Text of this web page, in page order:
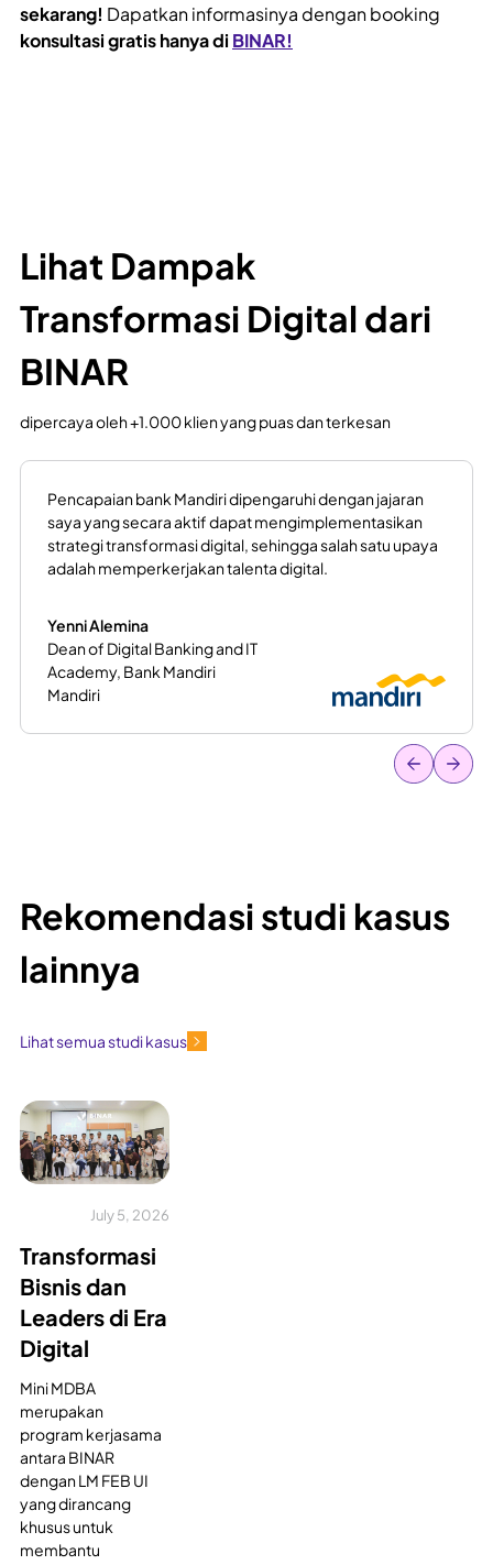
sekarang! Dapatkan informasinya dengan booking
konsultasi gratis hanya di BINAR!
Lihat Dampak
Transformasi Digital dari
BINAR
dipercaya oleh +1.000 klien yang puas dan terkesan
I am delighted to have such a durable strategic
partnership with Binar to generate a comprehensive
bootcamp program to prepare students from various
backgrounds to become professional programmers.
Irliany
Program Associate - Glints
Glints
Rekomendasi studi kasus
lainnya
Lihat semua studi kasus
July 5, 2026
Transformasi
Bisnis dan
Leaders di Era
Digital
Mini MDBA
merupakan
program kerjasama
antara BINAR
dengan LM FEB UI
yang dirancang
khusus untuk
membantu